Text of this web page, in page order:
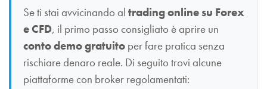
Se ti stai avvicinando al trading online su Forex
e CFD, il primo passo consigliato è aprire un
conto demo gratuito per fare pratica senza
rischiare denaro reale. Di seguito trovi alcune
piattaforme con broker regolamentati: